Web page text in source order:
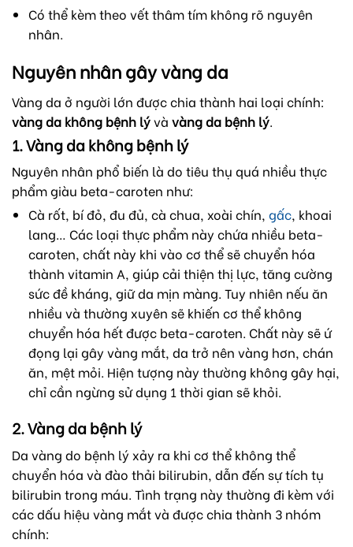
Có thể kèm theo vết thâm tím không rõ nguyên
nhân.
Nguyên nhân gây vàng da
Vàng da ở người lớn được chia thành hai loại chính:
vàng da không bệnh lývà vàng da bệnh lý.
1. Vàng da không bệnh lý
Nguyên nhân phổ biến là do tiêu thụ quá nhiều thực
phẩm giàu beta-caroten như:
Cà rốt, bí đỏ, đu đủ, cà chua, xoài chín, gấc, khoai
lang… Các loại thực phẩm này chứa nhiều beta-
caroten, chất này khi vào cơ thể sẽ chuyển hóa
thành vitamin A, giúp cải thiện thị lực, tăng cường
sức đề kháng, giữ da mịn màng. Tuy nhiên nếu ăn
nhiều và thường xuyên sẽ khiến cơ thể không
chuyển hóa hết được beta-caroten. Chất này sẽ ứ
đọng lại gây vàng mắt, da trở nên vàng hơn, chán
ăn, mệt mỏi. Hiện tượng này thường không gây hại,
chỉ cần ngừng sử dụng 1 thời gian sẽ khỏi.
2. Vàng da bệnh lý
Da vàng do bệnh lý xảy ra khi cơ thể không thể
chuyển hóa và đào thải bilirubin, dẫn đến sự tích tụ
bilirubin trong máu. Tình trạng này thường đi kèm với
các dấu hiệu vàng mắt và được chia thành 3 nhóm
chính: